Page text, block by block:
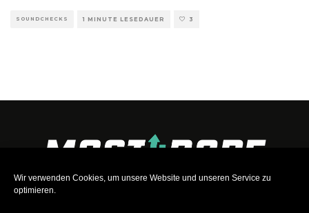
Wir verwenden Cookies, um unsere Website und unseren Service zu
optimieren.
SOUNDCHECKS 1 MINUTE LESEDAUER 3